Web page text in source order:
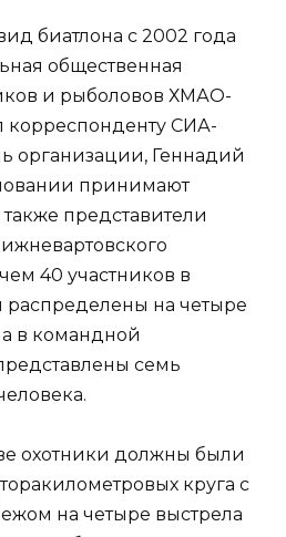
биатлона с 2002 года
общественная
и рыболовов ХМАО-
корреспонденту СИА-
организации, Геннадий
принимают
также представители
40 участников в
распределены на четыре
в командной
семь
охотники должны были
круга с
на четыре выстрела